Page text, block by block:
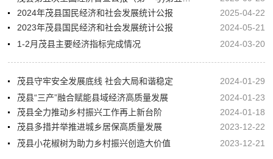
2024年茂县国民经济和社会发展统计公报
2025-04-22
2023年茂县国民经济和社会发展统计公报
2024-05-21
1-2月茂县主要经济指标完成情况
2024-03-20
茂县守牢安全发展底线 社会大局和谐稳定
2024-01-29
茂县“三产”融合赋能县域经济高质量发展
2024-01-23
茂县全力推动乡村振兴工作再上新台阶
2024-01-18
茂县多措并举推进城乡居保高质量发展
2023-12-22
茂县小花椒树为助力乡村振兴创造大价值
2023-12-21